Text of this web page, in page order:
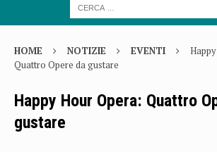
HOME NOTIZIE EVENTI
Quattro Opere da gustare
Happy Hour Opera: Quattro
gustare